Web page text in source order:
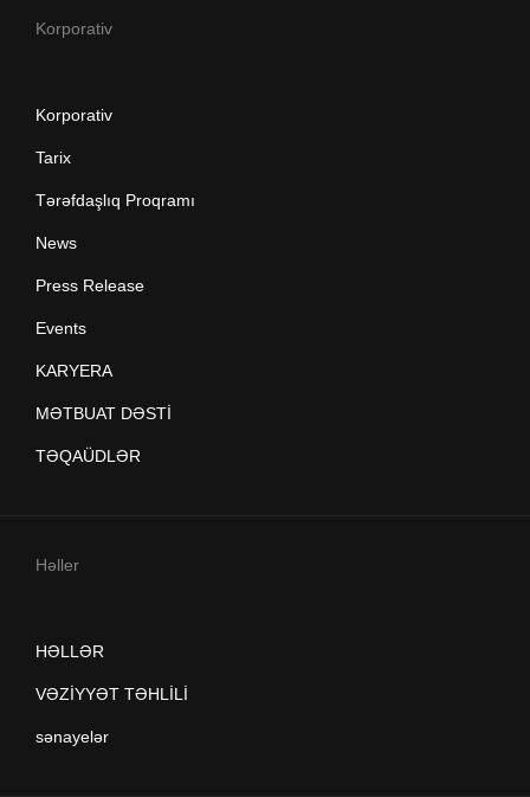
Korporativ
Korporativ
Tarix
Tərəfdaşlıq Proqramı
News
Press Release
Events
KARYERA
MƏTBUAT DƏSTİ
TƏQAÜDLƏR
Həller
HƏLLƏR
VƏZİYYƏT TƏHLİLİ
sənayelər